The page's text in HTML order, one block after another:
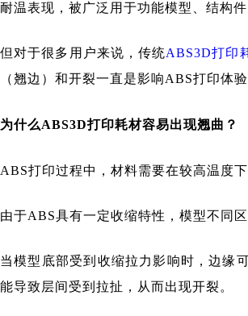
耐温表现，被广泛用于功能模型、结构
但对于很多用户来说，传统ABS3D打印
（翘边）和开裂一直是影响ABS打印体验
为什么ABS3D打印耗材容易出现翘曲？
ABS打印过程中，材料需要在较高温度
由于ABS具有一定收缩特性，模型不同
当模型底部受到收缩拉力影响时，边缘
能导致层间受到拉扯，从而出现开裂。